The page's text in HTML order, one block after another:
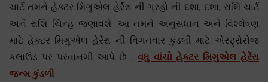
ચાર્ટ તમને હેક્ટર મિગુએલ હેર્રેરા ની ગ્રહો ની દશા, દશા, રાશિ ચાર્ટ
અને રાશિ ચિન્હ જણાવશે. આ તમને અનુસંધાન અને વિશ્લેષણ
માટે હેક્ટર મિગુએલ હેર્રેરા ની વિગતવાર કુંડલી માટે એસ્ટ્રોસેજ
કલાઉડ પર પરવાનગી આપે છે.... વધુ વાંચો હેક્ટર મિગુએલ હેર્રેરા
જન્મ કુંડળી